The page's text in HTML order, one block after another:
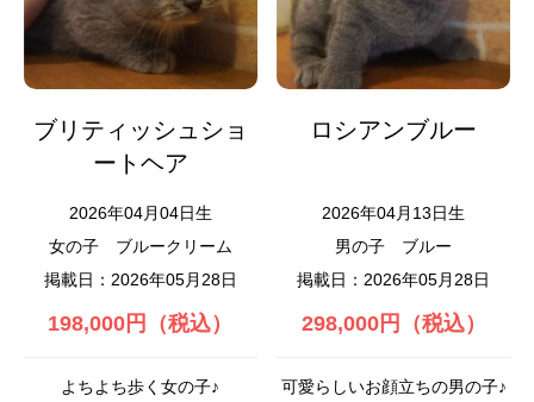
ブリティッシュショ
ートヘア
2026年04月04日生
女の子
ブルークリーム
掲載日：2026年05月28日
198,000円（税込）
よちよち歩く女の子♪
ロシアンブルー
2026年04月13日生
男の子
ブルー
掲載日：2026年05月28日
298,000円（税込）
可愛らしいお顔立ちの男の子♪